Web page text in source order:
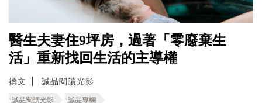
醫生夫妻住9坪房，過著「零廢棄生
活」重新找回生活的主導權
撰文 誠品閱讀光影
誠品閱讀光影 誠品專欄